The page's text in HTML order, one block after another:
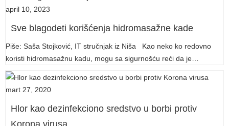
april 10, 2023
Sve blagodeti korišćenja hidromasažne kade
Piše: Saša Stojković, IT stručnjak iz Niša Kao neko ko redovno
koristi hidromasažnu kadu, mogu sa sigurnošću reći da je…
mart 27, 2020
Hlor kao dezinfekciono sredstvo u borbi protiv